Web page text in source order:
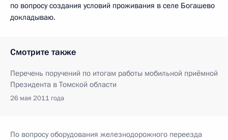
по вопросу создания условий проживания в селе Богашево
докладываю.
Смотрите также
Перечень поручений по итогам работы мобильной приёмной
Президента в Томской области
26 мая 2011 года
По вопросу оборудования железнодорожного переезда